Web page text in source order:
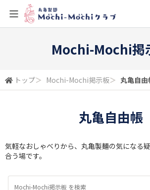
Mochi-Mochi掲
トップ＞ Mochi-Mochi掲示板＞ 丸亀自由
丸亀自由帳
気軽なおしゃべりから、丸亀製麺の気になる
合う場です。​​